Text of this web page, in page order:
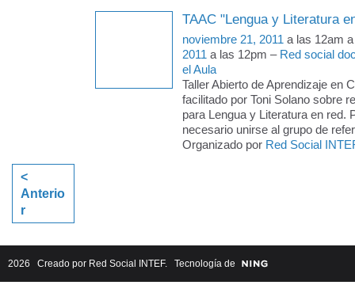
TAAC "Lengua y Literatura
noviembre 21, 2011 a las 12am
2011 a las 12pm – Red social
el Aula
Taller Abierto de Aprendizaje en
facilitado por Toni Solano sobre
para Lengua y Literatura en red.
necesario unirse al grupo de
Organizado por Red Social
<
Anterio
r
2026 Creado por Red Social INTEF. Tecnología de